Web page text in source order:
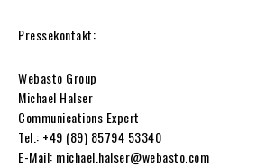
Pressekontakt:
Webasto Group
Michael Halser
Communications Expert
Tel.: +49 (89) 85794 53340
E-Mail: michael.halser@webasto.com